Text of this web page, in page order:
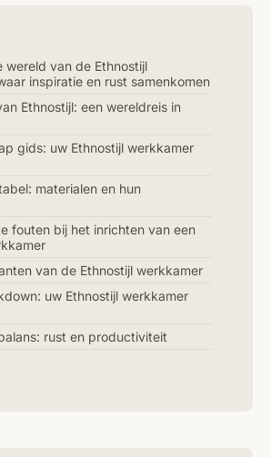
wereld van de Ethnostijl
inspiratie en rust samenkomen
Ethnostijl: een wereldreis in
gids: uw Ethnostijl werkkamer
materialen en hun
fouten bij het inrichten van een
van de Ethnostijl werkkamer
uw Ethnostijl werkkamer
rust en productiviteit